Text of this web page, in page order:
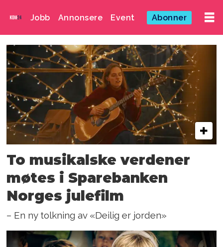
Jobb Annonsere Event Abonner
Emne:
giske
eggen
To musikalske verdener
møtes i Sparebanken
Norges julefilm
– En ny tolkning av «Deilig er jorden»